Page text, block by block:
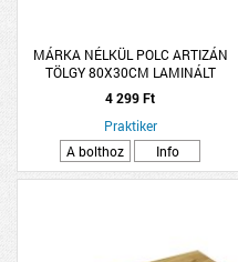
MÁRKA NÉLKÜL POLC ARTIZÁN
TÖLGY 80X30CM LAMINÁLT
4 299 Ft
Praktiker
A bolthoz
Info